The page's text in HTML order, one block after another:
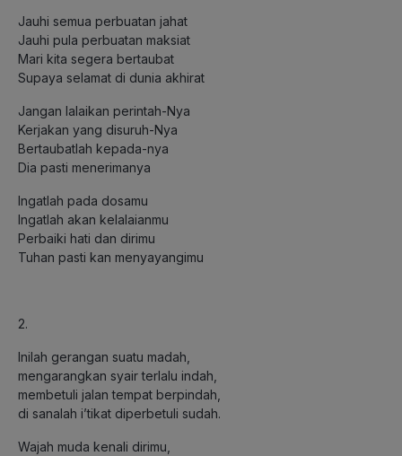
Jauhi semua perbuatan jahat
Jauhi pula perbuatan maksiat
Mari kita segera bertaubat
Supaya selamat di dunia akhirat
Jangan lalaikan perintah-Nya
Kerjakan yang disuruh-Nya
Bertaubatlah kepada-nya
Dia pasti menerimanya
Ingatlah pada dosamu
Ingatlah akan kelalaianmu
Perbaiki hati dan dirimu
Tuhan pasti kan menyayangimu
2.
Inilah gerangan suatu madah,
mengarangkan syair terlalu indah,
membetuli jalan tempat berpindah,
di sanalah i’tikat diperbetuli sudah.
Wajah muda kenali dirimu,